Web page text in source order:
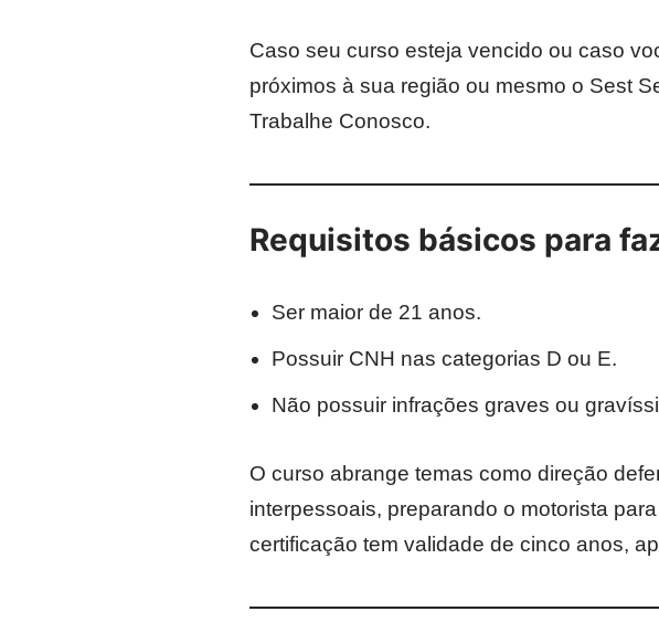
Caso seu curso esteja vencido ou caso
próximos à sua região ou mesmo o Sest
Trabalhe Conosco.
Requisitos básicos para
Ser maior de 21 anos.
Possuir CNH nas categorias D ou E.
Não possuir infrações graves ou
O curso abrange temas como direção
interpessoais, preparando o motorista
certificação tem validade de cinco anos,